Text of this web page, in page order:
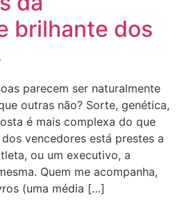
brilhante dos
parecem ser naturalmente
outras não? Sorte, genética,
é mais complexa do que
vencedores está prestes a
ou um executivo, a
Quem me acompanha,
(uma média […]